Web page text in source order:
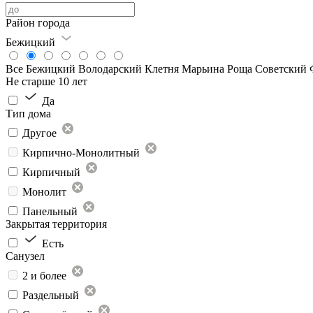
Район города
Бежицкий
Все Бежицкий Володарский Клетня Марьина Роща Советский
Не старше 10 лет
Да
Тип дома
Другое
Кирпично-Монолитный
Кирпичный
Монолит
Панельный
Закрытая территория
Есть
Санузел
2 и более
Раздельный